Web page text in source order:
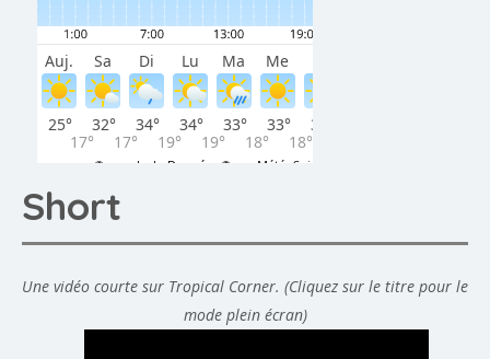
Short
Une vidéo courte sur Tropical Corner. (Cliquez sur le titre pour le
mode plein écran)